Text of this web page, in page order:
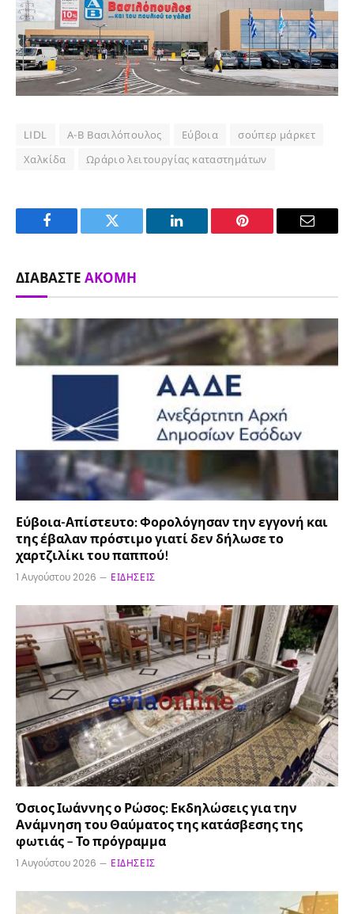
LIDL Α-Β Βασιλόπουλος Εύβοια
σούπερ μάρκετ
Χαλκίδα
Ωράριο λειτουργίας καταστημάτων
Facebook Twitter LinkedIn Pinterest Email
ΔΙΑΒΆΣΤΕ ΑΚΌΜΗ
Εύβοια-Απίστευτο: Φορολόγησαν την εγγονή και
της έβαλαν πρόστιμο γιατί δεν δήλωσε το
χαρτζιλίκι του παππού!
1 Αυγούστου 2026 ΕΙΔΉΣΕΙΣ
Όσιος Ιωάννης ο Ρώσος: Εκδηλώσεις για την
Ανάμνηση του Θαύματος της κατάσβεσης της
φωτιάς – Το πρόγραμμα
1 Αυγούστου 2026 ΕΙΔΉΣΕΙΣ